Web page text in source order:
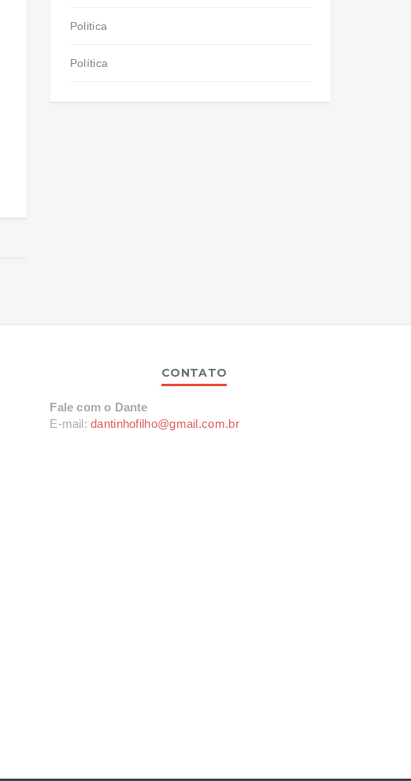
Politica
Política
CONTATO
Fale com o Dante
E-mail: dantinhofilho@gmail.com.br